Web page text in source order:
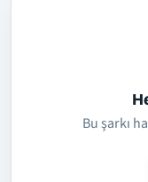
Bu şarkı